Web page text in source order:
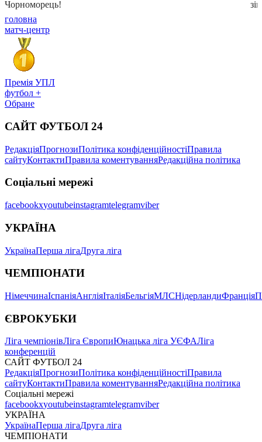
головна
матч-центр
Премія УПЛ
футбол +
Обране
САЙТ ФУТБОЛ 24
РедакціяПрогнозиПолітика конфіденційностіПравила
сайтуКонтактиПравила коментуванняРедакційна політика
Соціальні мережі
facebookxyoutubeinstagramtelegramviber
УКРАЇНА
УкраїнаПерша лігаДруга ліга
ЧЕМПІОНАТИ
НімеччинаІспаніяАнгліяІталіяБельгіяМЛСНідерландиФранція
ЄВРОКУБКИ
Ліга чемпіонівЛіга ЄвропиЮнацька ліга УЄФАЛіга
конференцій
САЙТ ФУТБОЛ 24
РедакціяПрогнозиПолітика конфіденційностіПравила
сайтуКонтактиПравила коментуванняРедакційна політика
Соціальні мережі
facebookxyoutubeinstagramtelegramviber
УКРАЇНА
УкраїнаПерша лігаДруга ліга
ЧЕМПІОНАТИ